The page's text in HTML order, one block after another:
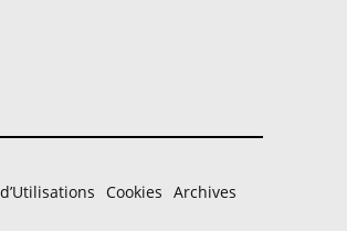
Cookies Archives